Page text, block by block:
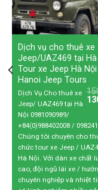
Dịch vụ cho thuê xe
Jeep/UAZ469 tại Hà
Tour xe Jeep Hà
Hanoi Jeep Tours
Dịch Vụ Cho thuê xe
Jeep/ UAZ469 tại Hà
Nội 0981090989/
+84(0)988402008 /
Chúng tôi chuyên cho
chức tour xe Jeep /
Hà Nội. Với dàn xe chất
cao, đội ngũ lái xe /
chuyên nghiệp và nhiệt